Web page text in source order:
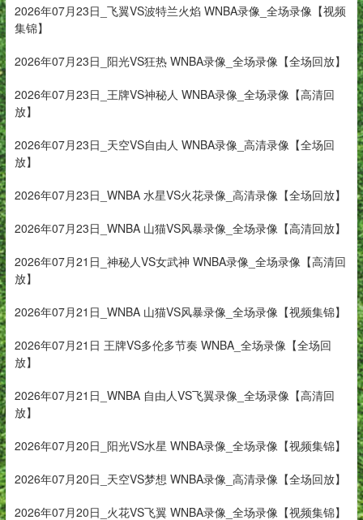
2026年07月23日_飞翼VS波特兰火焰 WNBA录像_全场录像【视频
集锦】
2026年07月23日_阳光VS狂热 WNBA录像_全场录像【全场回放】
2026年07月23日_王牌VS神秘人 WNBA录像_全场录像【高清回
放】
2026年07月23日_天空VS自由人 WNBA录像_高清录像【全场回
放】
2026年07月23日_WNBA 水星VS火花录像_高清录像【全场回放】
2026年07月23日_WNBA 山猫VS风暴录像_全场录像【高清回放】
2026年07月21日_神秘人VS女武神 WNBA录像_全场录像【高清回
放】
2026年07月21日_WNBA 山猫VS风暴录像_全场录像【视频集锦】
2026年07月21日 王牌VS多伦多节奏 WNBA_全场录像【全场回
放】
2026年07月21日_WNBA 自由人VS飞翼录像_全场录像【高清回
放】
2026年07月20日_阳光VS水星 WNBA录像_全场录像【视频集锦】
2026年07月20日_天空VS梦想 WNBA录像_高清录像【全场回放】
2026年07月20日_火花VS飞翼 WNBA录像_全场录像【视频集锦】